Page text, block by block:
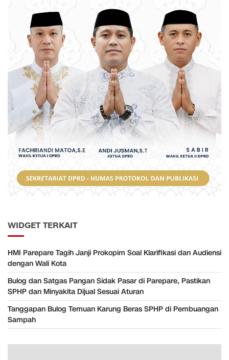
WIDGET TERKAIT
HMI Parepare Tagih Janji Prokopim Soal Klarifikasi dan Audiensi
dengan Wali Kota
Bulog dan Satgas Pangan Sidak Pasar di Parepare, Pastikan
SPHP dan Minyakita Dijual Sesuai Aturan
Tanggapan Bulog Temuan Karung Beras SPHP di Pembuangan
Sampah